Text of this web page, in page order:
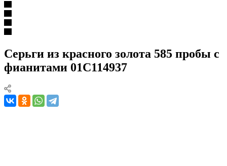
Серьги из красного золота 585 пробы с
фианитами 01С114937